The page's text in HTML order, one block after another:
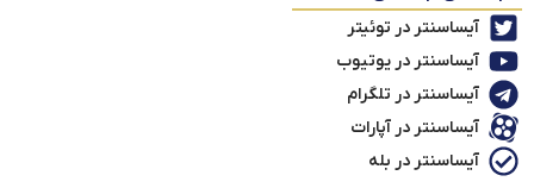
آیساسنتر در توئیتر
آیساسنتر در یوتیوب
آیساسنتر در تلگرام
آیساسنتر در آپارات
آیساسنتر در بله